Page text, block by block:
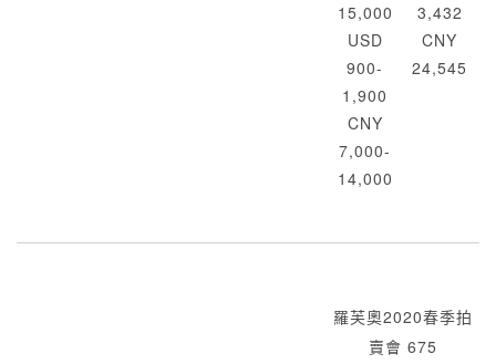
15,000
USD
900-
1,900
CNY
7,000-
14,000
3,432
CNY
24,545
羅芙奧2020春季拍
賣會 675